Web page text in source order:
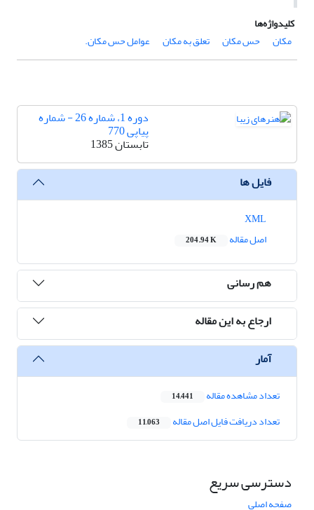
کلیدواژه‌ها
مکان
حس مکان تعلق به مکان عوامل حس مکان.
دوره 1، شماره 26 - شماره
پیاپی 770
تابستان 1385
فایل ها
اصل مقاله
204.94 K
هم رسانی
ارجاع به این مقاله
آمار
تعداد مشاهده مقاله 14,441
تعداد دریافت فایل اصل مقاله 11,063
دسترسی سریع
صفحه اصلی